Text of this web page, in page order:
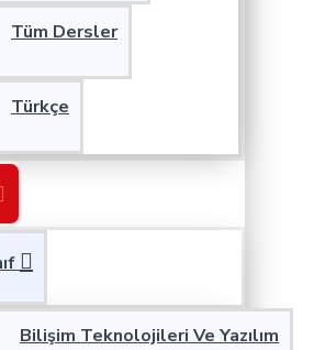
Tüm Dersler
Türkçe
Bilişim Teknolojileri Ve Yazılım